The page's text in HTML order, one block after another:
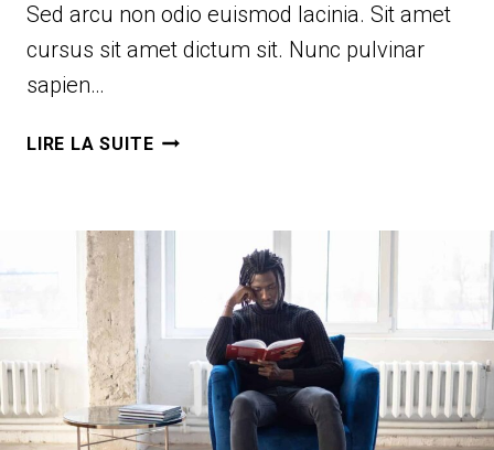
Sed arcu non odio euismod lacinia. Sit amet
cursus sit amet dictum sit. Nunc pulvinar
sapien…
LIRE LA SUITEPASSION